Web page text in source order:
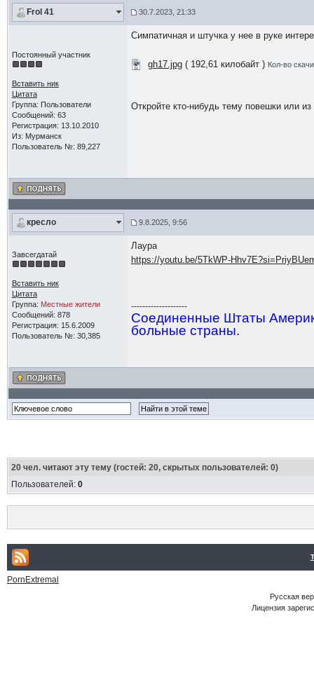
Frol 41 30.7.2023, 21:33
Постоянный участник
Вставить ник
Цитата
Группа: Пользователи
Сообщений: 63
Регистрация: 13.10.2010
Из: Мурманск
Пользователь №: 89,227
Симпатичная и штучка у нее в руке
gh17.jpg( 192,61 килобайт ) Кол-во
Откройте кто-нибудь тему повешки или
кресло 9.8.2025, 9:56
Завсегдатай
Вставить ник
Цитата
Группа: Местные жители
Сообщений: 878
Регистрация: 15.6.2009
Пользователь №: 30,385
Лаура
https://youtu.be/5TkWP-
--------------------
Соединенные Штаты
больные страны.
20чел. читают эту тему (гостей: 20, скрытых пользователей: 0)
Пользователей: 0
PornExtremal
Русская
Лицензия